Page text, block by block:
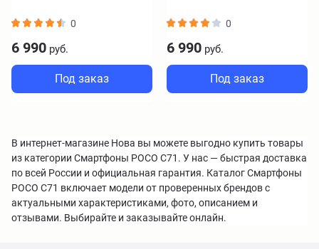
0
6 990 руб.
Под заказ
0
6 990 руб.
Под заказ
В интернет-магазине Нова вы можете выгодно купить товары
из категории Смартфоны POCO C71. У нас — быстрая доставка
по всей России и официальная гарантия. Каталог Смартфоны
POCO C71 включает модели от проверенных брендов с
актуальными характеристиками, фото, описанием и
отзывами. Выбирайте и заказывайте онлайн.